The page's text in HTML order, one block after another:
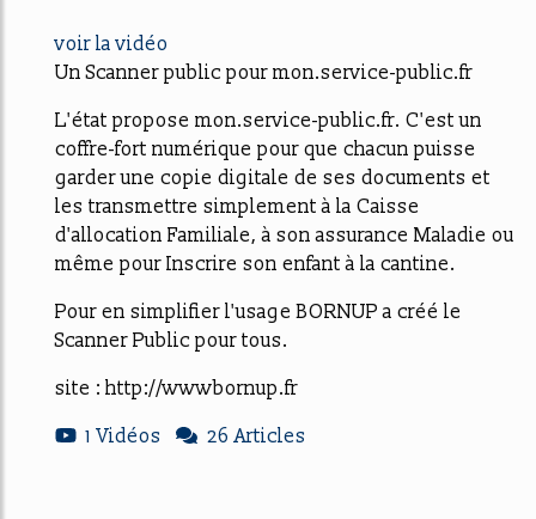
voir la vidéo
Un Scanner public pour mon.service-public.fr
L'état propose mon.service-public.fr. C'est un
coffre-fort numérique pour que chacun puisse
garder une copie digitale de ses documents et
les transmettre simplement à la Caisse
d'allocation Familiale, à son assurance Maladie ou
même pour Inscrire son enfant à la cantine.
Pour en simplifier l'usage BORNUP a créé le
Scanner Public pour tous.
site : http://wwwbornup.fr
1 Vidéos
26 Articles